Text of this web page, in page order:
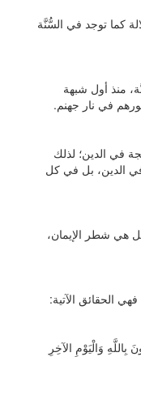
كما توجد في السُّنَّة
منذ أول شبهة
في نار جهنم.
في الدين؛ لذلك
في الدين، بل في كل
هي شطر الإيمان،
الحقائق الآتية:
وَالْيَوْمِ الآخِرِ